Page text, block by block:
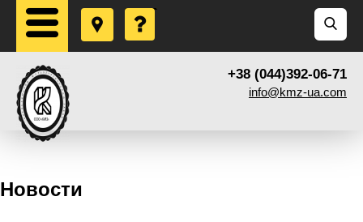
+38 (044)392-06-71
info@kmz-ua.com
Новости